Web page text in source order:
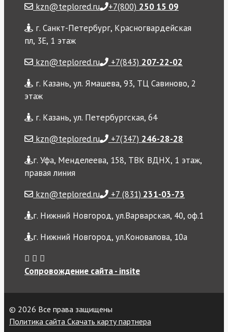
kzn@teplored.ru
+7(800) 250 15 09
г. Санкт-Петербург, Красногвардейская
пл, 3Е, 1 этаж
kzn@teplored.ru
+7(843) 207-22-02
г. Казань, ул. Ямашева, 93, ТЦ Савиново, 2
этаж
г. Казань, ул. Петербургская, 64
kzn@teplored.ru
+7(347) 246-28-28
г. Уфа, Менделеева, 158, ТВК ВДНХ, 1 этаж,
правая линия
kzn@teplored.ru
+7 (831) 231-03-73
г. Нижний Новгород, ул.Варварская, 40, оф.1
г. Нижний Новгород, ул.Коновалова, 10а
Сопровождение сайта - insite
© 2026 Все права защищены
Политика сайта Скачать карту партнера